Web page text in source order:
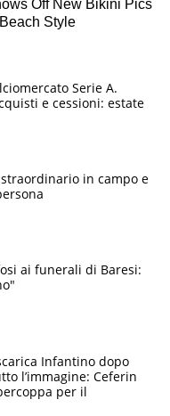
Serie A.
e cessioni: estate
in campo e
ai funerali di Baresi:
Infantino dopo
l’immagine: Ceferin
per il